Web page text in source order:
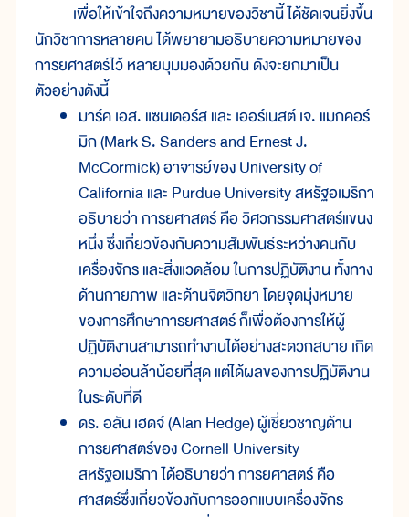
เพื่อให้เข้าใจถึงความหมายของวิชานี้ ได้ชัดเจนยิ่งขึ้น
นักวิชาการหลายคน ได้พยายามอธิบายความหมายของ
การยศาสตร์ไว้ หลายมุมมองด้วยกัน ดังจะยกมาเป็น
ตัวอย่างดังนี้
มาร์ค เอส. แซนเดอร์ส และ เออร์เนสต์ เจ. แมกคอร์
มิก (Mark S. Sanders and Ernest J.
McCormick) อาจารย์ของ University of
California และ Purdue University สหรัฐอเมริกา
อธิบายว่า การยศาสตร์ คือ วิศวกรรมศาสตร์แขนง
หนึ่ง ซึ่งเกี่ยวข้องกับความสัมพันธ์ระหว่างคนกับ
เครื่องจักร และสิ่งแวดล้อม ในการปฏิบัติงาน ทั้งทาง
ด้านกายภาพ และด้านจิตวิทยา โดยจุดมุ่งหมาย
ของการศึกษาการยศาสตร์ ก็เพื่อต้องการให้ผู้
ปฏิบัติงานสามารถทำงานได้อย่างสะดวกสบาย เกิด
ความอ่อนล้าน้อยที่สุด แต่ได้ผลของการปฏิบัติงาน
ในระดับที่ดี
ดร. อลัน เฮดจ์ (Alan Hedge) ผู้เชี่ยวชาญด้าน
การยศาสตร์ของ Cornell University
สหรัฐอเมริกา ได้อธิบายว่า การยศาสตร์ คือ
ศาสตร์ซึ่งเกี่ยวข้องกับการออกแบบเครื่องจักร